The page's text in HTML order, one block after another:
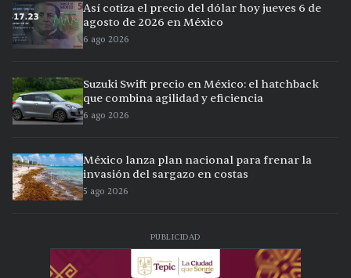
Así cotiza el precio del dólar hoy jueves 6 de
agosto de 2026 en México
6 ago 2026
Suzuki Swift precio en México: el hatchback
que combina agilidad y eficiencia
6 ago 2026
México lanza plan nacional para frenar la
invasión del sargazo en costas
5 ago 2026
PUBLICIDAD